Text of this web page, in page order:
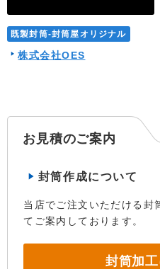
既製封筒-封筒屋オリジナル
株式会社OES
お見積のご案内
封筒作成について
当店でご注文いただける封
てご案内しております。
封筒加